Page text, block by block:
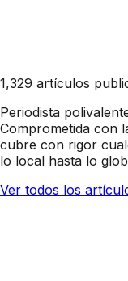
1,329 artículos
Periodista
Comprometida con
cubre con rigor
lo local hasta lo
Ver todos los